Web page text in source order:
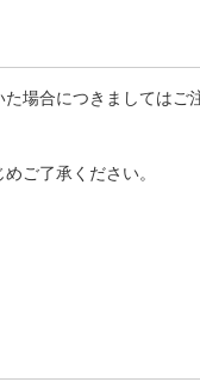
場合につきましてはご
ご了承ください。